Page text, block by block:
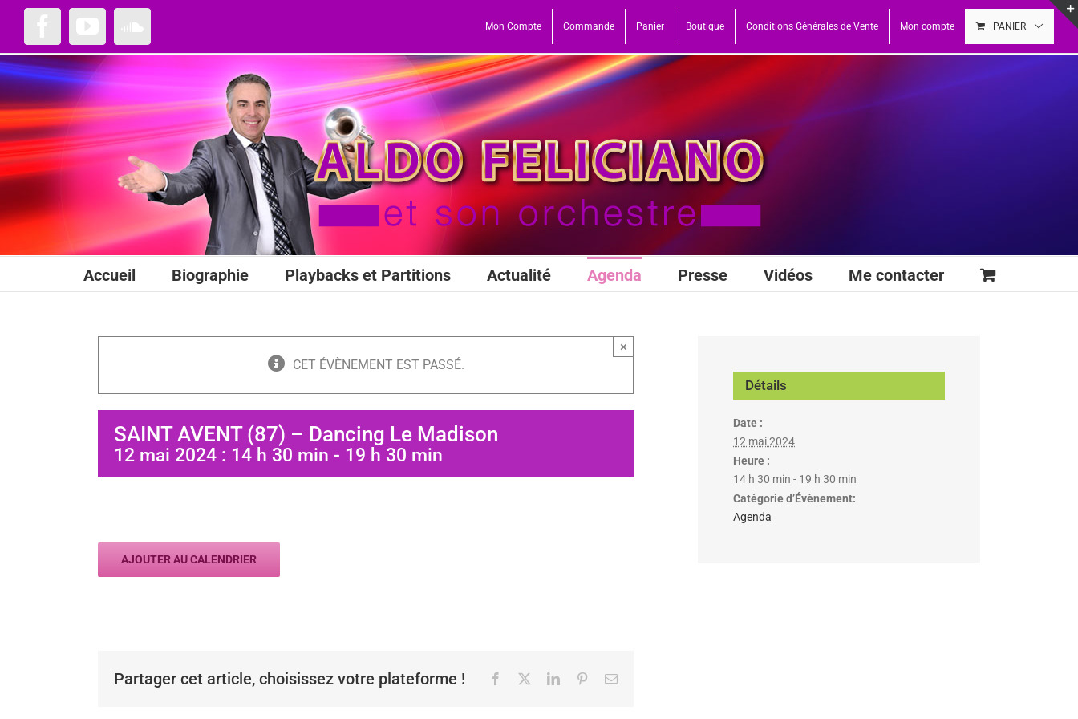
Passer
contenu
Mon Compte Commande Panier Boutique Conditions Générales de Vente Mon compte PANIER
Accueil Biographie Playbacks et Partitions Actualité Agenda Presse Vidéos Me contacter
CET ÉVÈNEMENT EST PASSÉ.
×
SAINT AVENT (87) – Dancing Le Madison
12 mai 2024 : 14 h 30 min - 19 h 30 min
AJOUTER AU CALENDRIER
Partager cet article, choisissez votre plateforme ! Facebook LinkedInPinterestEmail
Détails
Date :
12 mai 2024
Heure :
14 h 30 min - 19 h 30 min
Catégorie d’Évènement:
Agenda